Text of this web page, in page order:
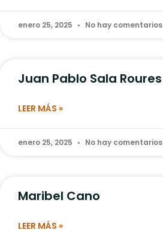
enero 25, 2025 No hay comentarios
Juan Pablo Sala Roures
LEER MÁS »
enero 25, 2025 No hay comentarios
Maribel Cano
LEER MÁS »